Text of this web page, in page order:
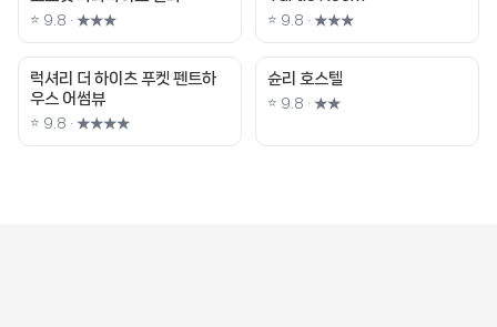
⭐ 9.8 · ★★★ ⭐ 9.8 · ★★★
럭셔리 더 하이츠 푸켓 펜트하
우스 어썸뷰
⭐ 9.8 · ★★★★
슌리 호스텔
⭐ 9.8 · ★★